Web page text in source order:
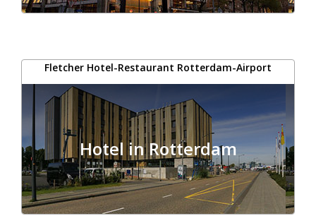
Fletcher Hotel-Restaurant Rotterdam-Airport
Hotel in Rotterdam